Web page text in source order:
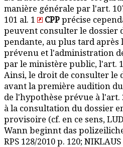
manière générale par l'art.
101 al. 1
CPP précise
peuvent consulter le dossier
pendante, au plus tard
prévenu et l'administration
par le ministère public, l'art.
Ainsi, le droit de consulter le
avant la première audition
de l'hypothèse prévue à l'art.
à la consultation du dossier
provisoire (cf. en ce sens,
Wann beginnt das
RPS 128/2010 p. 120;